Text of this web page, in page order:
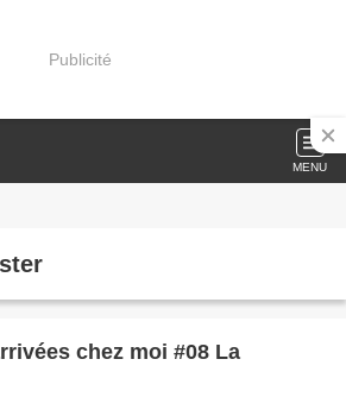
Publicité
MENU
chez moi #08 La